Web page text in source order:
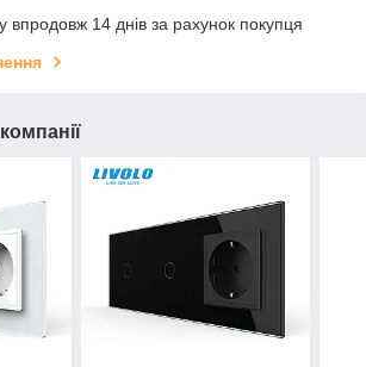
впродовж 14 днів за рахунок покупця